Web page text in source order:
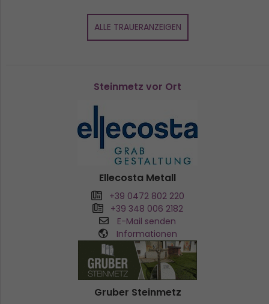
ALLE TRAUERANZEIGEN
Steinmetz vor Ort
Ellecosta Metall
+39 0472 802 220
+39 348 006 2182
E-Mail senden
Informationen
Gruber Steinmetz